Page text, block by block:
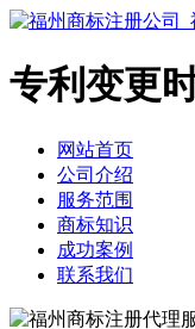
专利变更
网站首页
公司介绍
服务范围
商标知识
成功案例
联系我们